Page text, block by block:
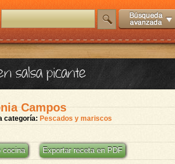
salsa picante
Campos
categoría: Pescados y mariscos
cocina Exportar receta en PDF